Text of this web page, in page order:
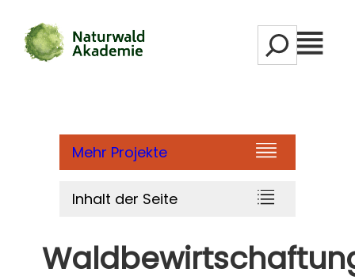
Inhalt
springen
h
Mehr Projekte
Inhalt der Seite